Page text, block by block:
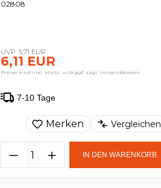
02808
5,71 EUR
6,11 EUR
Preise sind inkl. MwSt. und ggf. zzgl. Versandkosten
7-10 Tage
Merken Vergleichen
IN DEN WARENKORB